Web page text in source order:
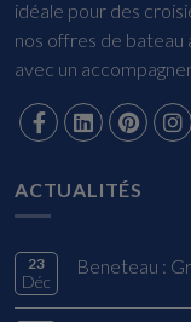
idéale pour des
nos offres de bateau
avec un
ACTUALITÉS
23
Déc
Beneteau :